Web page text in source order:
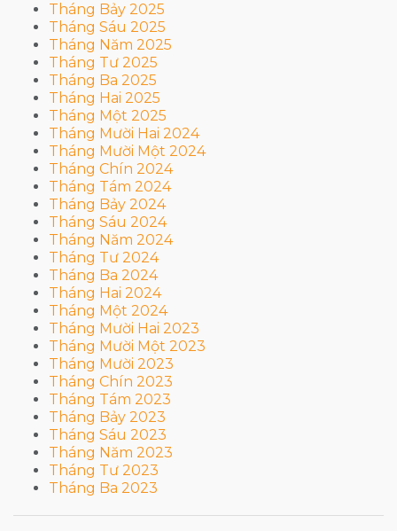
Tháng Bảy 2025
Tháng Sáu 2025
Tháng Năm 2025
Tháng Tư 2025
Tháng Ba 2025
Tháng Hai 2025
Tháng Một 2025
Tháng Mười Hai 2024
Tháng Mười Một 2024
Tháng Chín 2024
Tháng Tám 2024
Tháng Bảy 2024
Tháng Sáu 2024
Tháng Năm 2024
Tháng Tư 2024
Tháng Ba 2024
Tháng Hai 2024
Tháng Một 2024
Tháng Mười Hai 2023
Tháng Mười Một 2023
Tháng Mười 2023
Tháng Chín 2023
Tháng Tám 2023
Tháng Bảy 2023
Tháng Sáu 2023
Tháng Năm 2023
Tháng Tư 2023
Tháng Ba 2023